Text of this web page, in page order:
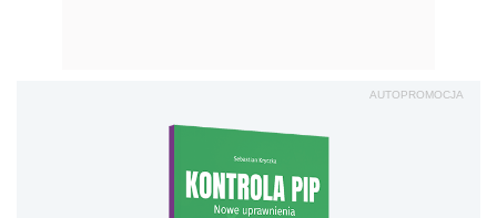
AUTOPROMOCJA